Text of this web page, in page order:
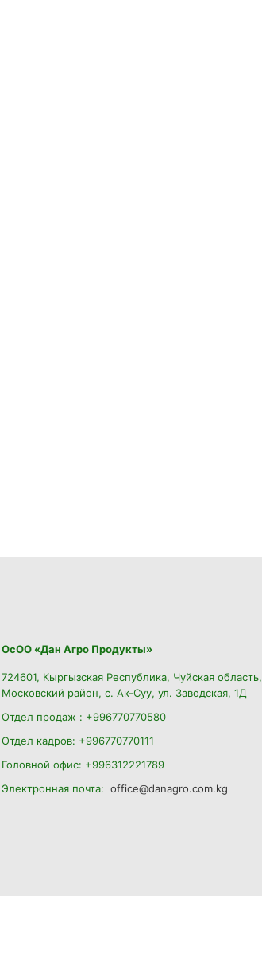
ОсОО «Дан Агро Продукты»
724601, Кыргызская Республика, Чуйская область,
Московский район, с. Ак-Суу, ул. Заводская, 1Д
Отдел продаж : +996770770580
Отдел кадров: +996770770111
Головной офис: +996312221789
Электронная почта: office@danagro.com.kg